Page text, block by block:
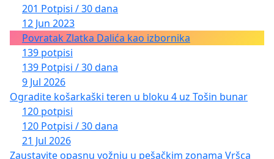
201 Potpisi / 30 dana
12 Jun 2023
Povratak Zlatka Dalića kao izbornika
139 potpisi
139 Potpisi / 30 dana
9 Jul 2026
Ogradite košarkaški teren u bloku 4 uz Tošin bunar
120 potpisi
120 Potpisi / 30 dana
21 Jul 2026
Zaustavite opasnu vožnju u pešačkim zonama Vršca